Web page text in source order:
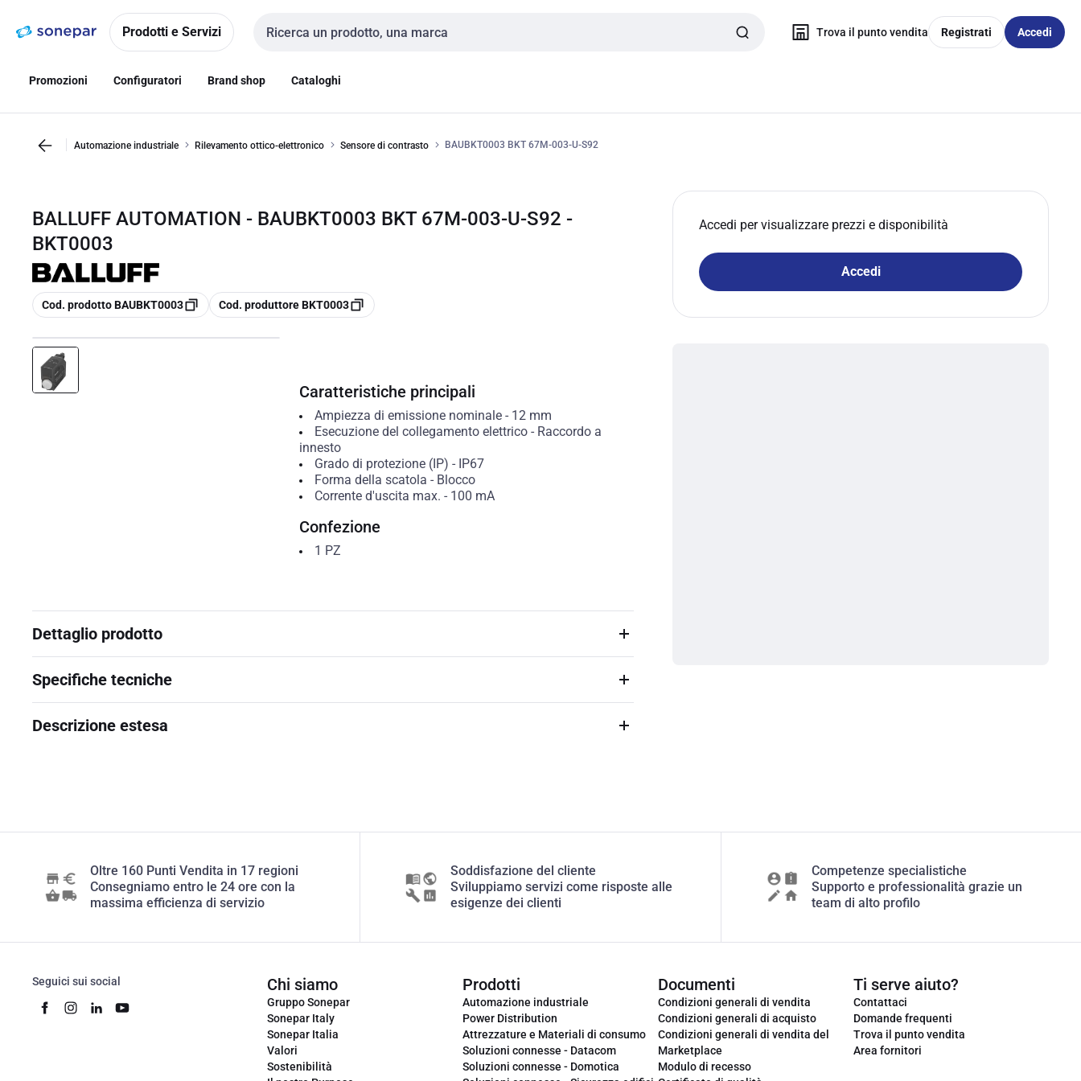
navigazionealla
Prodotti e Servizi
Cerca input
Trova il punto vendita Registrati Accedi
Promozioni Configuratori Brand shop Cataloghi
Automazione industriale Rilevamento ottico-elettronico Sensore di contrasto BAUBKT0003 BKT 67M-003-U-S92
BALLUFF AUTOMATION - BAUBKT0003 BKT 67M-003-U-S92 -
BKT0003
copia
Cod. prodotto BAUBKT0003 copia
Cod. produttore BKT0003
Accedi per visualizzare prezzi e disponibilità
Accedi
Caratteristiche principali
Ampiezza di emissione nominale- 12 mm
Esecuzione del collegamento elettrico- Raccordo a
innesto
Grado di protezione (IP) - IP67
Forma della scatola - Blocco
Corrente d'uscita max. - 100 mA
Confezione
1 PZ
Dettaglio prodotto
Specifiche tecniche
Descrizione estesa
Oltre 160 Punti Vendita in 17 regioni
Consegniamo entro le 24 ore con la
massima efficienza di servizio
Soddisfazione del cliente
Sviluppiamo servizi come risposte alle
esigenze dei clienti
Competenze specialistiche
Supporto e professionalità grazie un
team di alto profilo
Seguici sui social Chi siamo
Gruppo Sonepar
Sonepar Italy
Sonepar Italia
Valori
Sostenibilità
Prodotti
Automazione industriale
Power Distribution
Attrezzature e Materiali di consumo
Soluzioni connesse - Datacom
Soluzioni connesse - Domotica
Documenti
Condizioni generali di vendita
Condizioni generali di acquisto
Condizioni generali di vendita del
Marketplace
Modulo di recesso
Ti serve aiuto?
Contattaci
Domande frequenti
Trova il punto vendita
Area fornitori